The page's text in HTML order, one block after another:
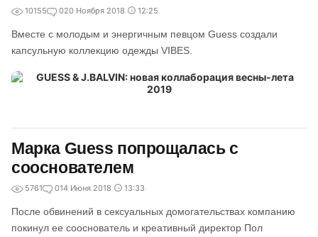
10155 020 Ноября 2018 12:25
Вместе с молодым и энергичным певцом Guess создали
капсульную коллекцию одежды VIBES.
Марка Guess попрощалась с
сооснователем
5761 014 Июня 2018 13:33
После обвинений в сексуальных домогательствах компанию
покинул ее сооснователь и креативный директор Пол